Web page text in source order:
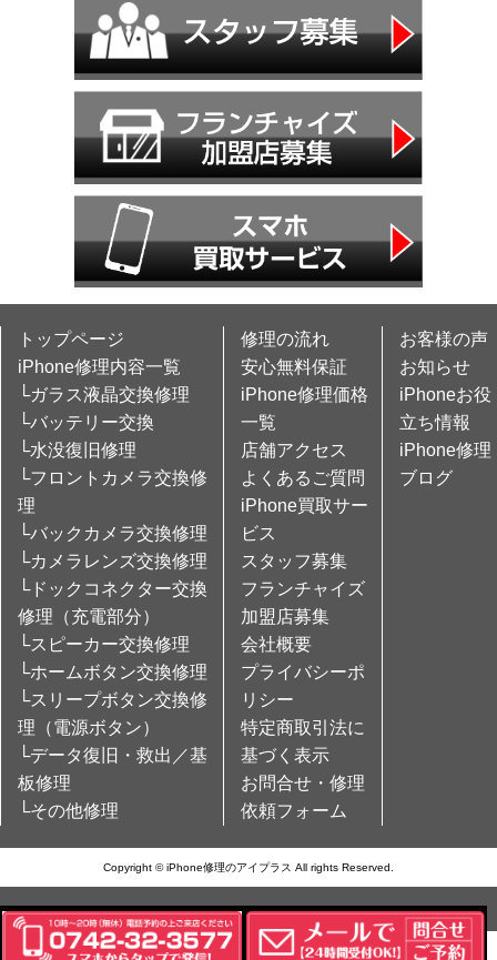
トップページ
iPhone修理内容一覧
└ガラス液晶交換修理
└バッテリー交換
└水没復旧修理
└フロントカメラ交換修
理
└バックカメラ交換修理
└カメラレンズ交換修理
└ドックコネクター交換
修理（充電部分）
└スピーカー交換修理
└ホームボタン交換修理
└スリープボタン交換修
理（電源ボタン）
└データ復旧・救出／基
板修理
└その他修理
修理の流れ
安心無料保証
iPhone修理価格
一覧
店舗アクセス
よくあるご質問
iPhone買取サー
ビス
スタッフ募集
フランチャイズ
加盟店募集
会社概要
プライバシーポ
リシー
特定商取引法に
基づく表示
お問合せ・修理
依頼フォーム
お客様の声
お知らせ
iPhoneお役
立ち情報
iPhone修理
ブログ
Copyright © iPhone修理のアイプラス All rights Reserved.